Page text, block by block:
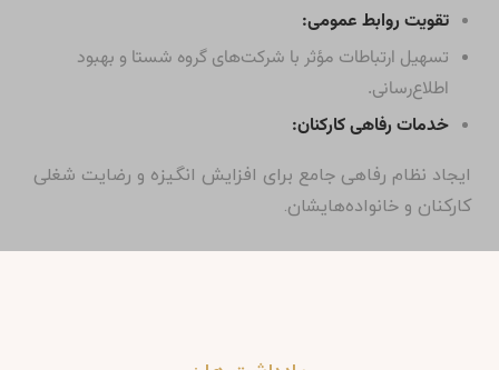
تقویت روابط عمومی:
تسهیل ارتباطات مؤثر با شرکت‌های گروه شستا و بهبود
اطلاع‌رسانی.
خدمات رفاهی کارکنان:
ایجاد نظام رفاهی جامع برای افزایش انگیزه و رضایت شغلی
کارکنان و خانواده‌هایشان.